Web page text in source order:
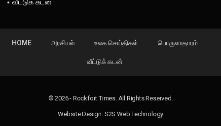
வீட்டுக் கடன்
HOME அரசியல் உலக செய்திகள் பொருளாதாரம்
வீட்டுக் கடன்
© 2026 - Rockfort Times. All Rights Reserved.
Website Design: S2S Web Technology